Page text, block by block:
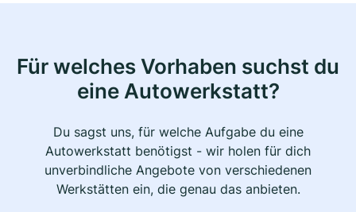
Für welches Vorhaben suchst du
eine Autowerkstatt?
Du sagst uns, für welche Aufgabe du eine
Autowerkstatt benötigst - wir holen für dich
unverbindliche Angebote von verschiedenen
Werkstätten ein, die genau das anbieten.